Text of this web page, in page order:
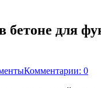
бетоне для
Комментарии: 0